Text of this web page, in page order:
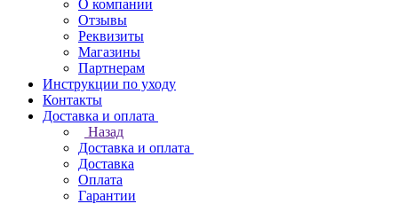
О компании
Отзывы
Реквизиты
Магазины
Партнерам
Инструкции по уходу
Контакты
Доставка и оплата
Назад
Доставка и оплата
Доставка
Оплата
Гарантии